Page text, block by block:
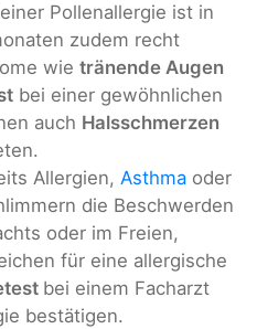
Pollenallergie ist in
zudem recht
wie tränende Augen
bei einer gewöhnlichen
auch Halsschmerzen
Allergien, Asthma oder
die Beschwerden
oder im Freien,
für eine allergische
bei einem Facharzt
bestätigen.